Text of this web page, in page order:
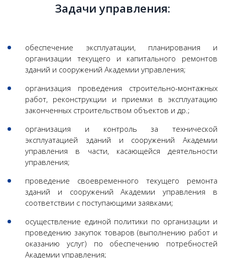
Задачи управления:
обеспечение эксплуатации, планирования и
организации текущего и капитального ремонтов
зданий и сооружений Академии управления;
организация проведения строительно-монтажных
работ, реконструкции и приемки в эксплуатацию
законченных строительством объектов и др.;
организация и контроль за технической
эксплуатацией зданий и сооружений Академии
управления в части, касающейся деятельности
управления;
проведение своевременного текущего ремонта
зданий и сооружений Академии управления в
соответствии с поступающими заявками;
осуществление единой политики по организации и
проведению закупок товаров (выполнению работ и
оказанию услуг) по обеспечению потребностей
Академии управления;